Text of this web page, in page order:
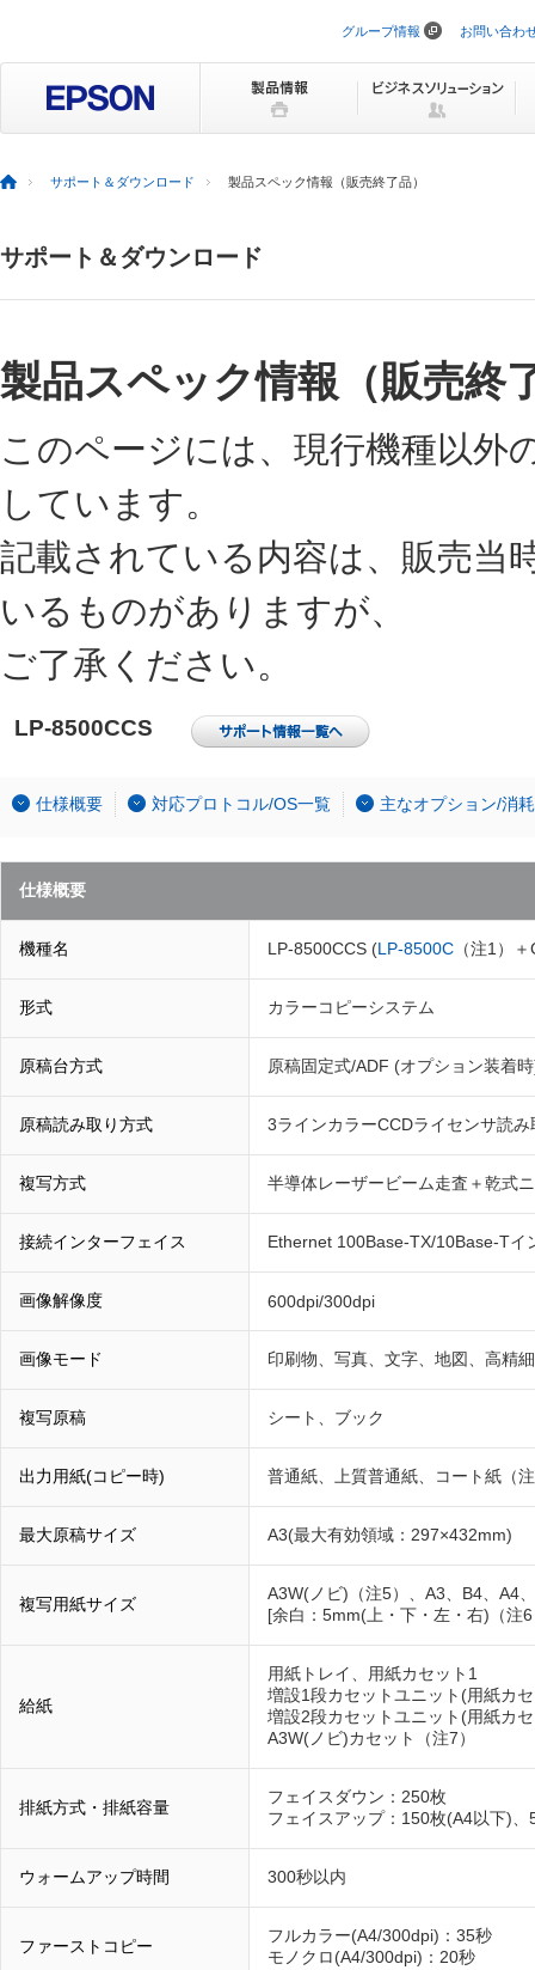
ビ
ョ
を
ス
グループ情報 お問い合わ
サポート＆ダウンロード 製品スペック情報（販売終了品）
サポート＆ダウンロード
製品スペック情報（販売終
このページには、現行機種以外
しています。
記載されている内容は、販売当
いるものがありますが、
ご了承ください。
LP-8500CCS
仕様概要 対応プロトコル/OS一覧 主なオプション/消
仕様概要
機種名 LP-8500CCS (LP-8500C （注1）
形式 カラーコピーシステム
原稿台方式 原稿固定式/ADF (オプション装着
原稿読み取り方式 3ラインカラーCCDライセンサ読み
複写方式 半導体レーザービーム走査＋乾式
接続インターフェイス Ethernet 100Base-TX/10Base-Tイ
画像解像度 600dpi/300dpi
画像モード 印刷物、写真、文字、地図、高精細
複写原稿 シート、ブック
出力用紙(コピー時) 普通紙、上質普通紙、コート紙（
最大原稿サイズ A3(最大有効領域：297×432mm)
複写用紙サイズ
A3W(ノビ)（注5）、A3、B4、A4
[余白：5mm(上・下・左・右)（注
給紙
用紙トレイ、用紙カセット1
増設1段カセットユニット(用紙カ
増設2段カセットユニット(用紙カ
A3W(ノビ)カセット（注7）
排紙方式・排紙容量
フェイスダウン：250枚
フェイスアップ：150枚(A4以下)
ウォームアップ時間 300秒以内
ファーストコピー
フルカラー(A4/300dpi)：35秒
モノクロ(A4/300dpi)：20秒